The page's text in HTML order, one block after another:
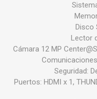
Disco
Lector
Cámara 12 MP
Seguridad:
Puertos: HDMI x 1,